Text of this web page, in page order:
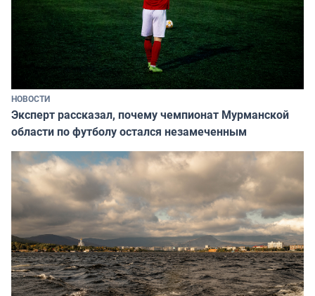
НОВОСТИ
Эксперт рассказал, почему чемпионат Мурманской
области по футболу остался незамеченным